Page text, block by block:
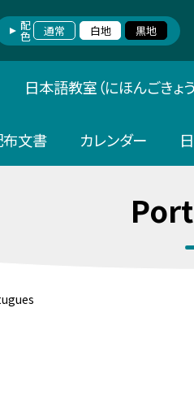
配色 通常 白地 黒地
日本語教室（にほんごきょう
文書 カレンダー